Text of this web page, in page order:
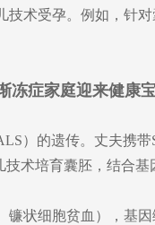
术受孕。例如，针
冻症家庭迎来健康
）的遗传。丈夫携
术培育囊胚，结合
状细胞贫血），基